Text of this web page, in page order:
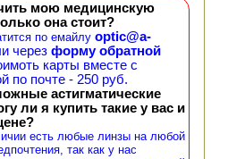
мою медицинскую
она стоит?
по емайлу optic@a-
через форму обратной
карты вместе с
по почте - 250 руб.
астигматические
ли я купить такие у вас и
есть любые линзы на любой
так как у нас